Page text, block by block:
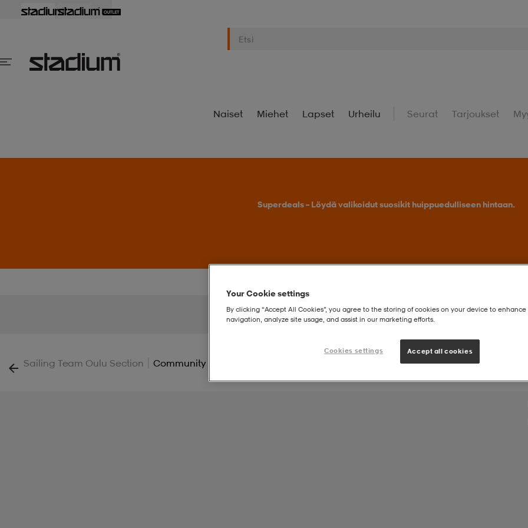
Naiset Miehet Lapset Urheilu Seurat Tarjoukset
Superdeals – Löydä valikoidut suosikit huippuedulliseen hintaan.
Joukkueen tuote:
Sailing Team Oulu Section
Sailing Team Oulu Section | Community 2.0 Fz Hood
Your Cookie settings
By clicking “Accept All Cookies”, you agree to the storing of cookies on your device to enhance
navigation, analyze site usage, and assist in our marketing efforts.
Cookies settings Accept all cookies